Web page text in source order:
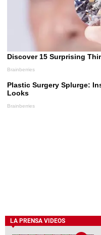
LA PRENSA VIDEOS